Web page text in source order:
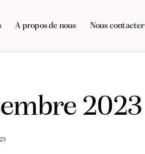
A propos de nous Nous contacter
2023